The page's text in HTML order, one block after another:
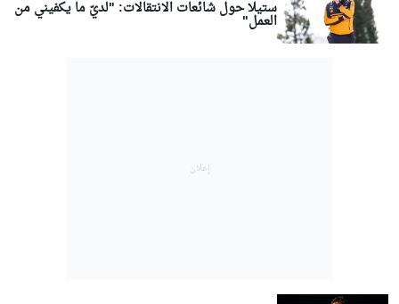
ستيلا حول شائعات الانتقالات: "لديّ ما يكفيني من
العمل"